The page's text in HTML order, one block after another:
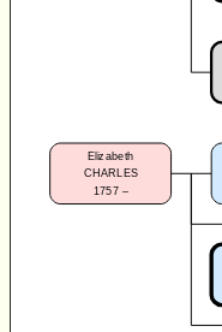
Elizabeth
CHARLES
1757 –